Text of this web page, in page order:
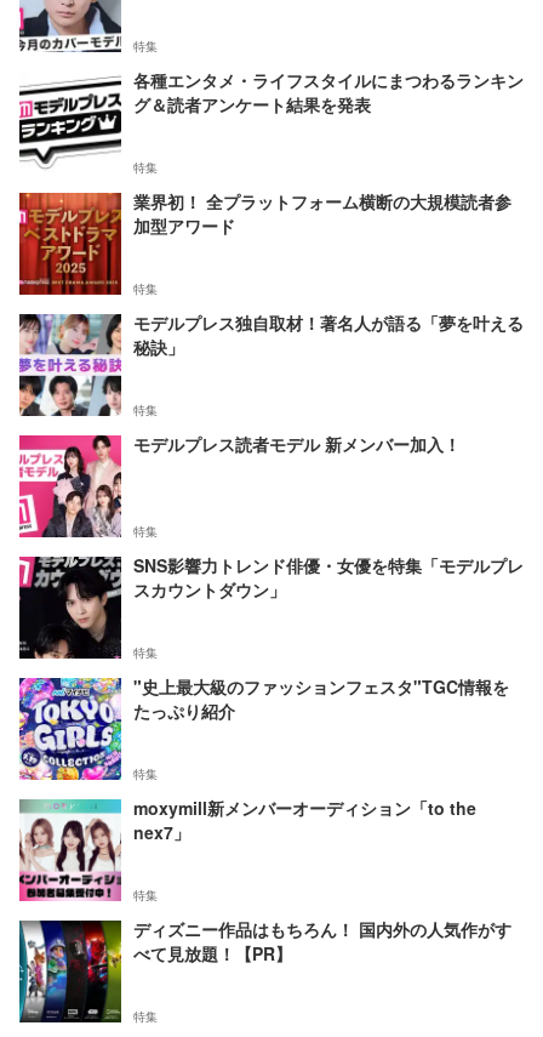
特集
各種エンタメ・ライフスタイルにまつわるランキン
グ＆読者アンケート結果を発表
特集
業界初！ 全プラットフォーム横断の大規模読者参
加型アワード
特集
モデルプレス独自取材！著名人が語る「夢を叶える
秘訣」
特集
モデルプレス読者モデル 新メンバー加入！
特集
SNS影響力トレンド俳優・女優を特集「モデルプレ
スカウントダウン」
特集
"史上最大級のファッションフェスタ"TGC情報を
たっぷり紹介
特集
moxymill新メンバーオーディション「to the
nex7」
特集
ディズニー作品はもちろん！ 国内外の人気作がす
べて見放題！【PR】
特集